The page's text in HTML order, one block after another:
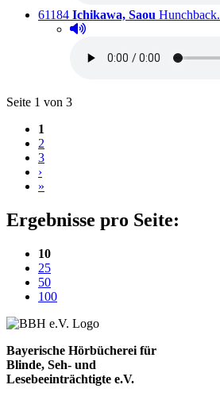
Titelnummer:
61184 von
Ichikawa, Saou Hunchback.
Hörprobe abspielen
Hörprobe von Hunchback.
Blättern
Seite 1 von 3
1
2
3
›
»
Ergebnisse pro Seite:
10(aktuelle Einstellung)
25
50
100
Bayerische Hörbücherei für
Blinde, Seh- und
Lesebeeinträchtigte e.V.